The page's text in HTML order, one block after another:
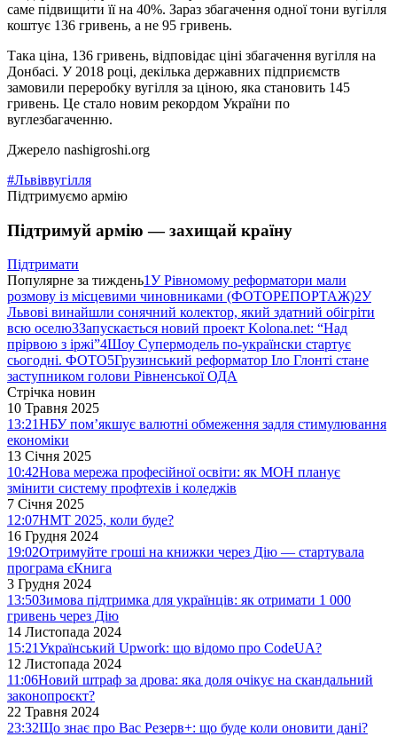
саме підвищити її на 40%. Зараз збагачення одної тони вугілля
коштує 136 гривень, а не 95 гривень.
Така ціна, 136 гривень, відповідає ціні збагачення вугілля на
Донбасі. У 2018 році, декілька державних підприємств
замовили переробку вугілля за ціною, яка становить 145
гривень. Це стало новим рекордом України по
вуглезбагаченню.
Джерело nashigroshi.org
#Львіввугілля
Підтримуємо армію
Підтримуй армію — захищай країну
Підтримати
Популярне за тиждень1У Рівномому реформатори мали
розмову із місцевими чиновниками (ФОТОРЕПОРТАЖ)2У
Львові винайшли сонячний колектор, який здатний обігріти
всю оселю3Запускається новий проект Kolona.net: “Над
прірвою з іржі”4Шоу Супермодель по-українски стартує
сьогодні. ФОТО5Грузинський реформатор Іло Глонті стане
заступником голови Рівненської ОДА
Стрічка новин
10 Травня 2025
13:21НБУ пом’якшує валютні обмеження задля стимулювання
економіки
13 Січня 2025
10:42Нова мережа професійної освіти: як МОН планує
змінити систему профтехів і коледжів
7 Січня 2025
12:07НМТ 2025, коли буде?
16 Грудня 2024
19:02Отримуйте гроші на книжки через Дію — стартувала
програма єКнига
3 Грудня 2024
13:50Зимова підтримка для українців: як отримати 1 000
гривень через Дію
14 Листопада 2024
15:21Український Upwork: що відомо про CodeUA?
12 Листопада 2024
11:06Новий штраф за дрова: яка доля очікує на скандальний
законопроєкт?
22 Травня 2024
23:32Що знає про Вас Резерв+: що буде коли оновити дані?